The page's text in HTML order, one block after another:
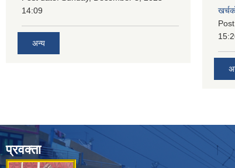
14:09
अन्य
प्रवक्ता